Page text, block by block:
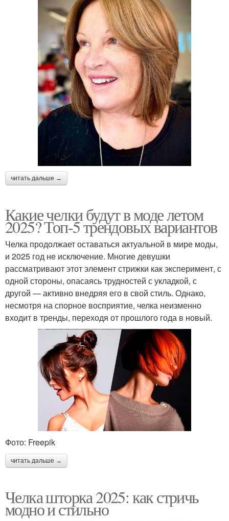
читать дальше →
Какие челки будут в моде летом
2025? Топ-5 трендовых вариантов
Челка продолжает оставаться актуальной в мире моды,
и 2025 год не исключение. Многие девушки
рассматривают этот элемент стрижки как эксперимент, с
одной стороны, опасаясь трудностей с укладкой, с
другой — активно внедряя его в свой стиль. Однако,
несмотря на спорное восприятие, челка неизменно
входит в тренды, переходя от прошлого года в новый.
Фото: Freepik
читать дальше →
Челка шторка 2025: как стричь
модно и стильно